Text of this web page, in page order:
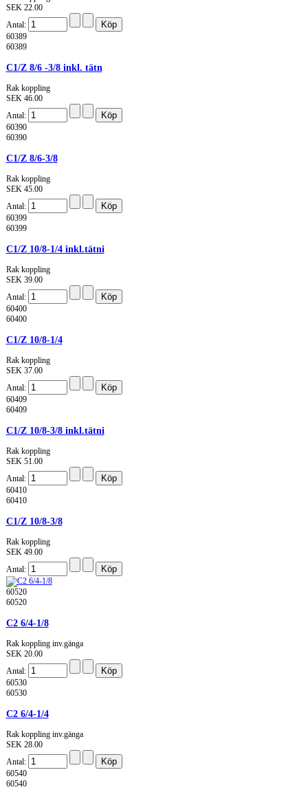
SEK 22.00
Antal:
60389
60389
C1/Z 8/6 -3/8 inkl. tätn
Rak koppling
SEK 46.00
Antal:
60390
60390
C1/Z 8/6-3/8
Rak koppling
SEK 45.00
Antal:
60399
60399
C1/Z 10/8-1/4 inkl.tätni
Rak koppling
SEK 39.00
Antal:
60400
60400
C1/Z 10/8-1/4
Rak koppling
SEK 37.00
Antal:
60409
60409
C1/Z 10/8-3/8 inkl.tätni
Rak koppling
SEK 51.00
Antal:
60410
60410
C1/Z 10/8-3/8
Rak koppling
SEK 49.00
Antal:
60520
60520
C2 6/4-1/8
Rak koppling inv.gänga
SEK 20.00
Antal:
60530
60530
C2 6/4-1/4
Rak koppling inv.gänga
SEK 28.00
Antal:
60540
60540